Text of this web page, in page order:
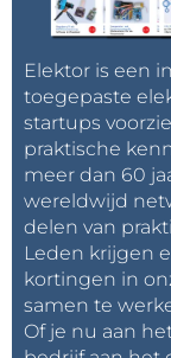
Elektor is een
toegepaste
startups
praktische
meer dan 60
wereldwijd
delen van
Leden krijgen
kortingen in
samen te
Of je nu aan